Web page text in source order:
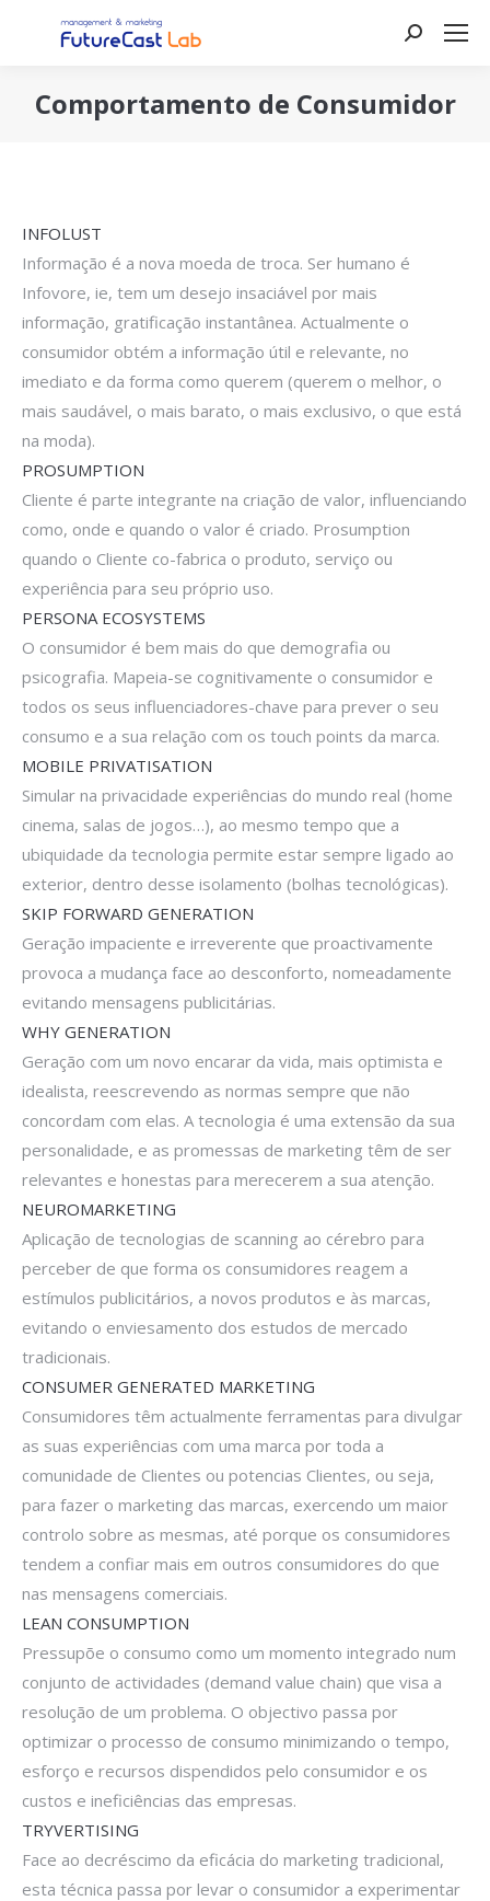
Search:
Comportamento de Consumidor
INFOLUST
Informação é a nova moeda de troca. Ser humano é
Infovore, ie, tem um desejo insaciável por mais
informação, gratificação instantânea. Actualmente o
consumidor obtém a informação útil e relevante, no
imediato e da forma como querem (querem o melhor, o
mais saudável, o mais barato, o mais exclusivo, o que está
na moda).
PROSUMPTION
Cliente é parte integrante na criação de valor, influenciando
como, onde e quando o valor é criado. Prosumption
quando o Cliente co-fabrica o produto, serviço ou
experiência para seu próprio uso.
PERSONA ECOSYSTEMS
O consumidor é bem mais do que demografia ou
psicografia. Mapeia-se cognitivamente o consumidor e
todos os seus influenciadores-chave para prever o seu
consumo e a sua relação com os touch points da marca.
MOBILE PRIVATISATION
Simular na privacidade experiências do mundo real (home
cinema, salas de jogos…), ao mesmo tempo que a
ubiquidade da tecnologia permite estar sempre ligado ao
exterior, dentro desse isolamento (bolhas tecnológicas).
SKIP FORWARD GENERATION
Geração impaciente e irreverente que proactivamente
provoca a mudança face ao desconforto, nomeadamente
evitando mensagens publicitárias.
WHY GENERATION
Geração com um novo encarar da vida, mais optimista e
idealista, reescrevendo as normas sempre que não
concordam com elas. A tecnologia é uma extensão da sua
personalidade, e as promessas de marketing têm de ser
relevantes e honestas para merecerem a sua atenção.
NEUROMARKETING
Aplicação de tecnologias de scanning ao cérebro para
perceber de que forma os consumidores reagem a
estímulos publicitários, a novos produtos e às marcas,
evitando o enviesamento dos estudos de mercado
tradicionais.
CONSUMER GENERATED MARKETING
Consumidores têm actualmente ferramentas para divulgar
as suas experiências com uma marca por toda a
comunidade de Clientes ou potencias Clientes, ou seja,
para fazer o marketing das marcas, exercendo um maior
controlo sobre as mesmas, até porque os consumidores
tendem a confiar mais em outros consumidores do que
nas mensagens comerciais.
LEAN CONSUMPTION
Pressupõe o consumo como um momento integrado num
conjunto de actividades (demand value chain) que visa a
resolução de um problema. O objectivo passa por
optimizar o processo de consumo minimizando o tempo,
esforço e recursos dispendidos pelo consumidor e os
custos e ineficiências das empresas.
TRYVERTISING
Face ao decréscimo da eficácia do marketing tradicional,
esta técnica passa por levar o consumidor a experimentar